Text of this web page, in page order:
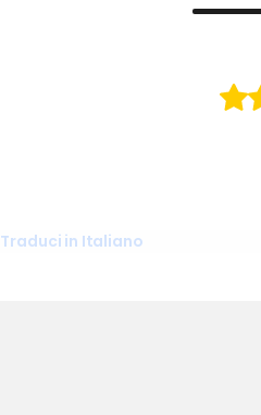
Traduci in Italiano